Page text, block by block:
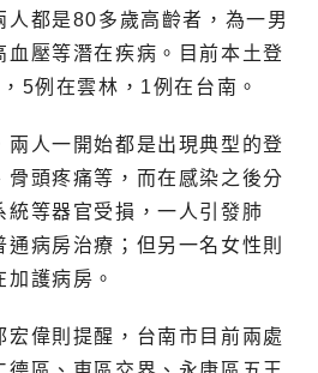
人都是80多歲高齡者，為一男
血壓等潛在疾病。目前本土登
5例在雲林，1例在台南。
兩人一開始都是出現典型的登
骨頭疼痛等，而在感染之後分
統等器官受損，一人引發肺
病房治療；但另一名女性則
護病房。
宏偉則提醒，台南市目前兩處